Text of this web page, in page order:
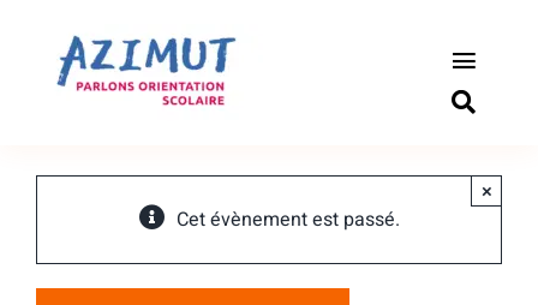
contenu
Toggle
Outils
Cet évènement est passé.
×